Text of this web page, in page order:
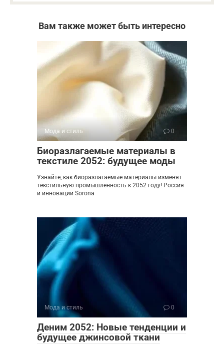
Вам также может быть интересно
Мода и стиль 0
Биоразлагаемые материалы в
текстиле 2052: будущее моды
Узнайте, как биоразлагаемые материалы изменят
текстильную промышленность к 2052 году! Россия
и инновации Sorona
Мода и стиль 0
Деним 2052: Новые тенденции и
будущее джинсовой ткани